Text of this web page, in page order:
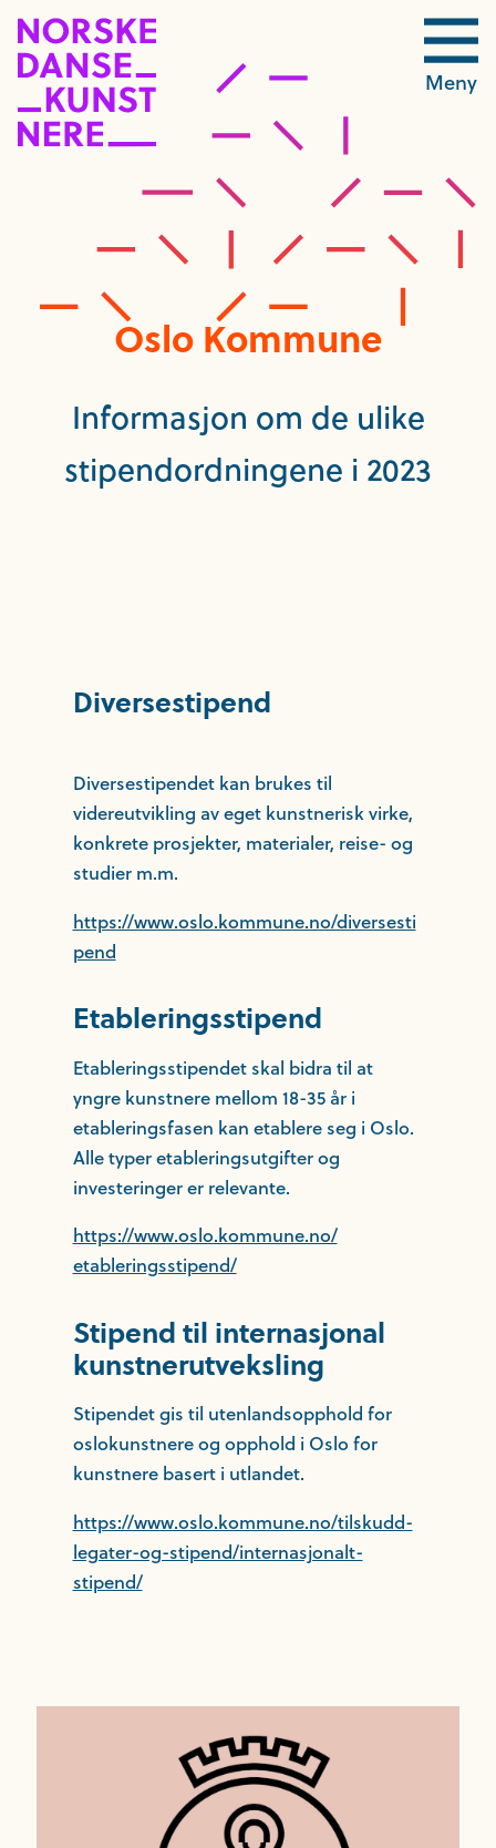
Meny
Oslo Kommune
Informasjon om de ulike
stipendordningene i 2023
Diversestipend
Diversestipendet kan brukes til
videreutvikling av eget kunstnerisk virke,
konkrete prosjekter, materialer, reise- og
studier m.m.
https://www.oslo.kommune.no/diversesti
pend
Etableringsstipend
Etableringsstipendet skal bidra til at
yngre kunstnere mellom 18-35 år i
etableringsfasen kan etablere seg i Oslo.
Alle typer etableringsutgifter og
investeringer er relevante.
https://www.oslo.kommune.no/
etableringsstipend/
Stipend til internasjonal
kunstnerutveksling
Stipendet gis til utenlandsopphold for
oslokunstnere og opphold i Oslo for
kunstnere basert i utlandet.
https://www.oslo.kommune.no/tilskudd-
legater-og-stipend/internasjonalt-
stipend/